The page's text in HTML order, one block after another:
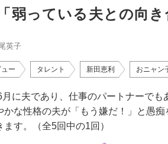
弱っている夫との向き
英子
ー タレント 新田恵利 おニャン
月に夫であり、仕事のパートナーで
かな性格の夫が「もう嫌だ！」と愚
ます。（全5回中の1回）